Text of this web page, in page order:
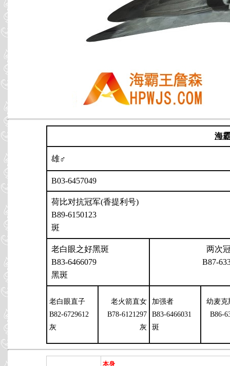
海
雄♂
B03-6457049
荷比对抗冠军(香提利号)
B89-6150123
斑
老白眼之好黑斑
B83-6466079
黑斑
两次
B87-
老白眼直子
B82-6729612
灰
老火箭直女
B78-6121297
灰
加强者
B83-6466031
斑
幼麦克
B86-
本身